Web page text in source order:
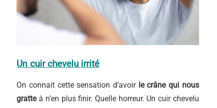
Un cuir chevelu irrité
On connait cette sensation d’avoir le crâne qui nous
gratteà n’en plus finir. Quelle horreur. Un cuir chevelu